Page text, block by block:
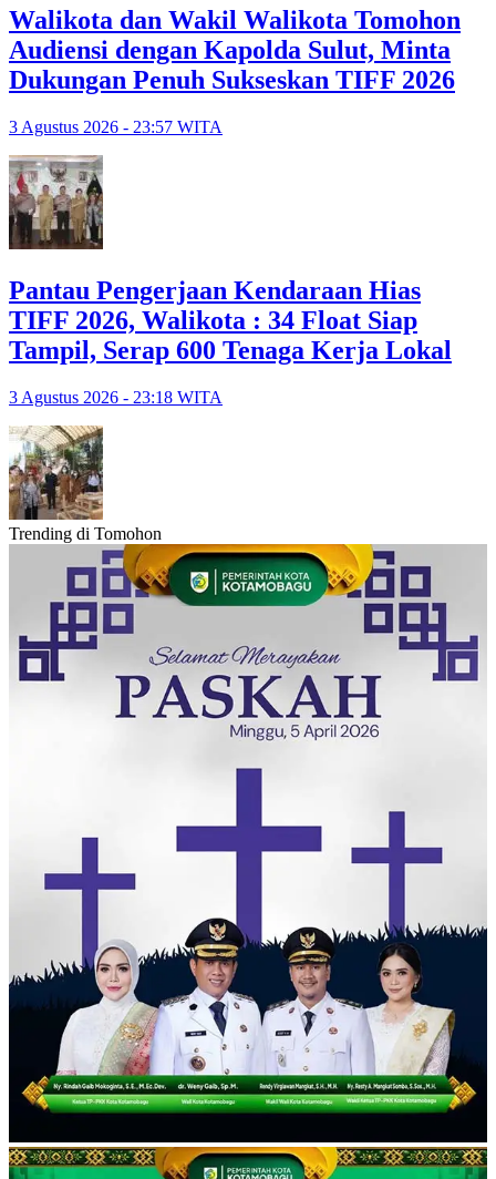
Walikota dan Wakil Walikota Tomohon
Audiensi dengan Kapolda Sulut, Minta
Dukungan Penuh Sukseskan TIFF 2026
3 Agustus 2026 - 23:57 WITA
Pantau Pengerjaan Kendaraan Hias
TIFF 2026, Walikota : 34 Float Siap
Tampil, Serap 600 Tenaga Kerja Lokal
3 Agustus 2026 - 23:18 WITA
Trending di Tomohon